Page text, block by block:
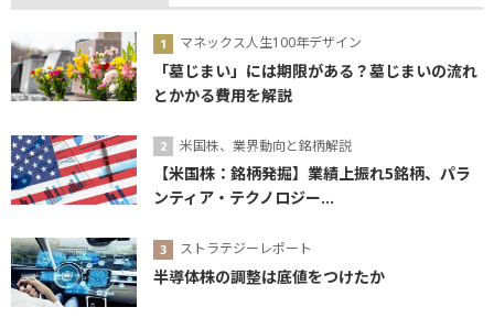
マネックス人生100年デザイン
「墓じまい」には期限がある？墓じまいの流れ
とかかる費用を解説
米国株、業界動向と銘柄解説
【米国株：銘柄発掘】業績上振れ5銘柄、パラ
ンティア・テクノロジー...
ストラテジーレポート
半導体株の調整は底値をつけたか